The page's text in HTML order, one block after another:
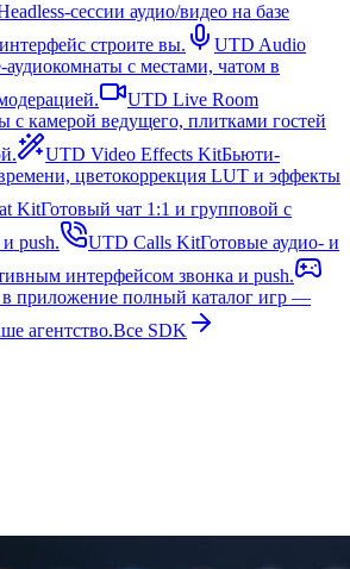
сессии аудио/видео на базе
строите вы.
UTD Audio
с местами, чатом в
UTD Live Room
с камерой ведущего, плитками гостей
UTD Video Effects KitБьюти-
цветокоррекция LUT и эффекты
KitГотовый чат 1:1 и групповой с
push.
UTD Calls KitГотовые аудио- и
интерфейсом звонка и push.
в приложение полный каталог игр —
агентство.Все SDK